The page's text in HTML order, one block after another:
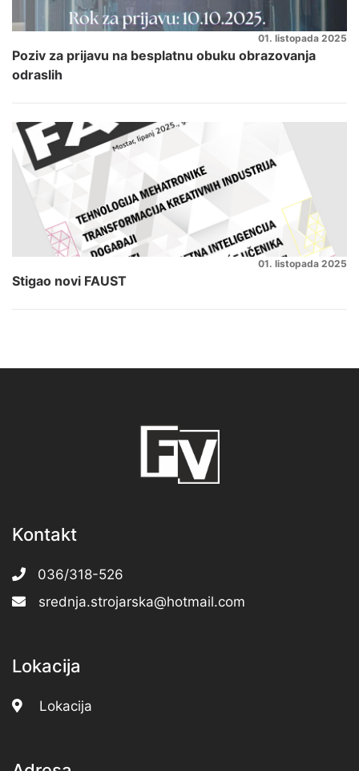
01. listopada 2025
Poziv za prijavu na besplatnu obuku obrazovanja
odraslih
01. listopada 2025
Stigao novi FAUST
Kontakt
036/318-526
srednja.strojarska@hotmail.com
Lokacija
Lokacija